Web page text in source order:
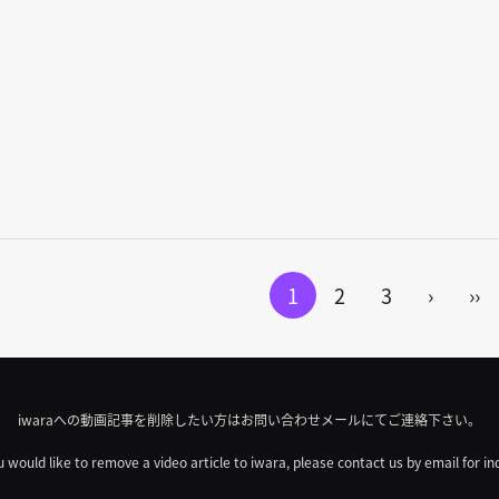
1 2 3 › ››
iwaraへの動画記事を削除したい方はお問い合わせメールにてご連絡下さい。
would like to remove a video article to iwara, please contact us by email for